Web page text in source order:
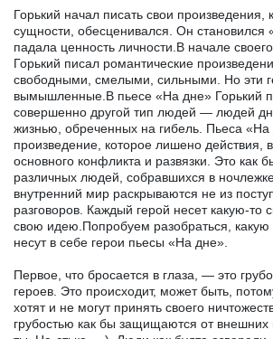
Горький начал писать свои произведения,
сущности, обесценивался. Он становился
падала ценность личности.В начале своего
Горький писал романтические
свободными, смелыми, сильными. Но эти
вымышленные.В пьесе «На дне» Горький
совершенно другой тип людей — людей
жизнью, обреченных на гибель. Пьеса
произведение, которое лишено действия, в
основного конфликта и развязки. Это как
различных людей, собравшихся в
внутренний мир раскрываются не из
разговоров. Каждый герой несет какую-
свою идею.Попробуем разобраться,
несут в себе герои пьесы «На дне».
Первое, что бросается в глаза, — это
героев. Это происходит, может быть,
хотят и не могут принять своего
грубостью как бы защищаются от